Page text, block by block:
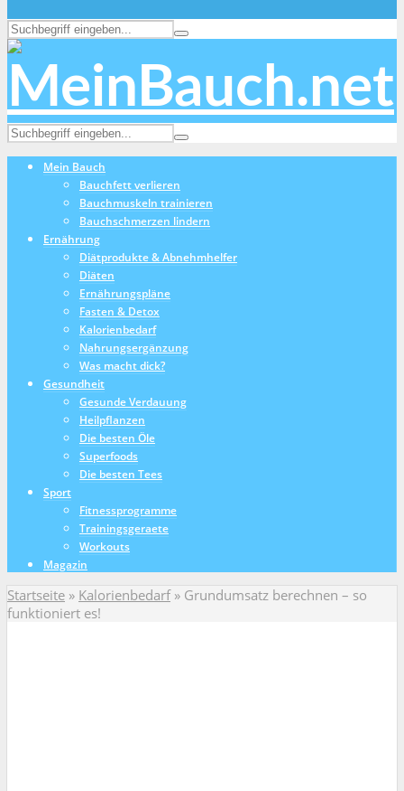
Mein Bauch
Bauchfett verlieren
Bauchmuskeln trainieren
Bauchschmerzen lindern
Ernährung
Diätprodukte & Abnehmhelfer
Diäten
Ernährungspläne
Fasten & Detox
Kalorienbedarf
Nahrungsergänzung
Was macht dick?
Gesundheit
Gesunde Verdauung
Heilpflanzen
Die besten Öle
Superfoods
Die besten Tees
Sport
Fitnessprogramme
Trainingsgeraete
Workouts
Magazin
Startseite » Kalorienbedarf» Grundumsatz berechnen – so
funktioniert es!